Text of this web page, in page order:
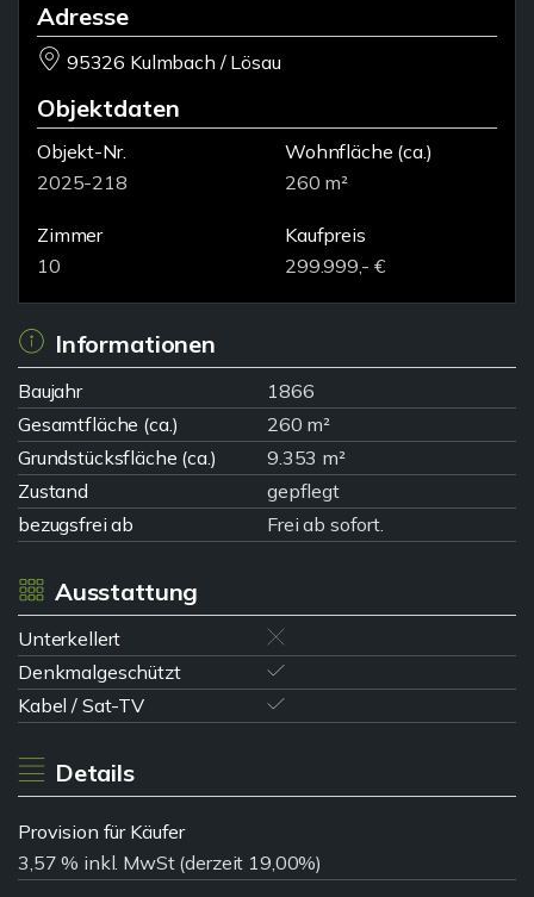
Adresse
95326 Kulmbach / Lösau
Objektdaten
Objekt-Nr.
2025-218
Wohnfläche (ca.)
260 m²
Zimmer
10
Kaufpreis
299.999,- €
Informationen
Baujahr
1866
Gesamtfläche (ca.)
260 m²
Grundstücksfläche (ca.)
9.353 m²
Zustand
gepflegt
bezugsfrei ab
Frei ab sofort.
Ausstattung
Unterkellert
Denkmalgeschützt
Kabel / Sat-TV
Details
Provision für Käufer
3,57 % inkl. MwSt (derzeit 19,00%)